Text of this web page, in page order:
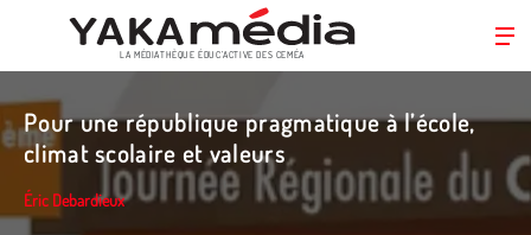
au
contenu
principal
LA MÉDIATHÈQUE ÉDUC’ACTIVE DES CEMÉA
Pour une république pragmatique à l’école,
climat scolaire et valeurs
Éric Debardieux